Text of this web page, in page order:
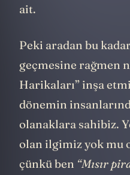
ait.
Peki aradan bu
geçmesine rağmen
Harikaları” inşa
dönemin
olanaklara sahibiz.
olan ilgimiz yok mu
çünkü ben “Mısır